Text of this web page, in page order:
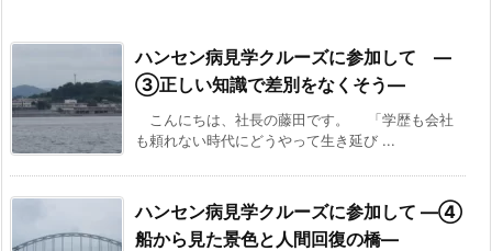
ハンセン病見学クルーズに参加して ―
③正しい知識で差別をなくそう―
こんにちは、社長の藤田です。 「学歴も会社
も頼れない時代にどうやって生き延び ...
ハンセン病見学クルーズに参加して ―④
船から見た景色と人間回復の橋―